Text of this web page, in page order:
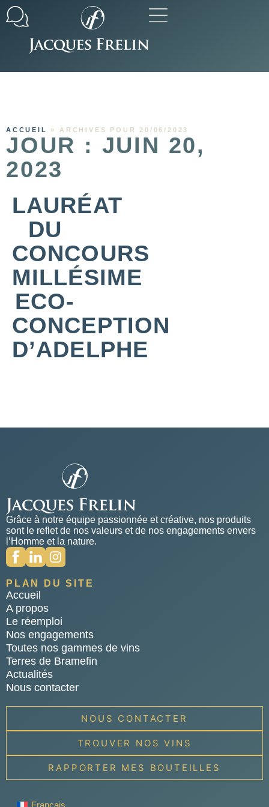
ACCUEIL » ARCHIVES POUR 20/06/2023
JOUR : JUIN 20,
2023
LAURÉAT
DU
CONCOURS
MILLÉSIME
ECO-
CONCEPTION
D’ADELPHE
Grâce à notre équipe passionnée et créative, nos produits
sont le reflet de nos valeurs et de nos engagements envers
l’Homme et la nature.
PLAN DU SITE
Accueil
A propos
Le réemploi
Nos engagements
Toutes nos gammes de vins
Terres de Bramefin
Actualités
Nous contacter
NOUS CONTACTER
TROUVER NOS VINS
RAPPORTER MES BOUTEILLES